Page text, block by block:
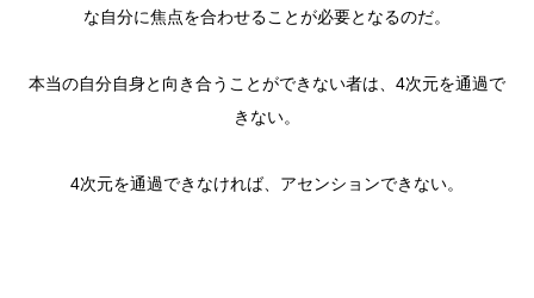
な自分に焦点を合わせることが必要となるのだ。
本当の自分自身と向き合うことができない者は、4次元を通過で
きない。
4次元を通過できなければ、アセンションできない。